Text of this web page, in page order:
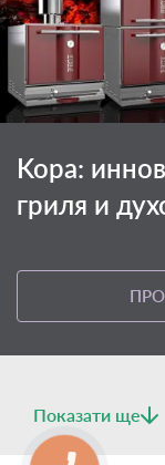
Kopa:
гриля и
Показати ще